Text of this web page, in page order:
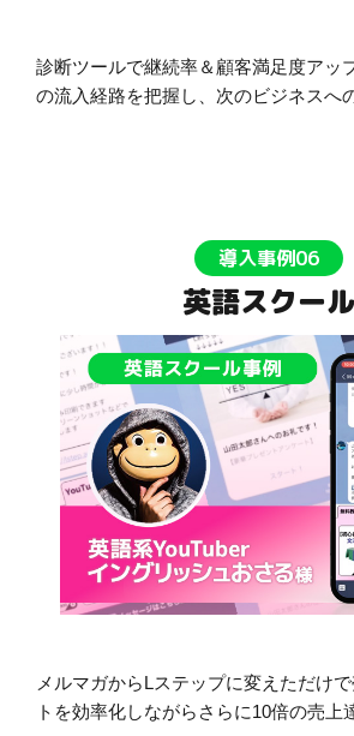
診断ツールで継続率＆顧客満足度アッ
の流入経路を把握し、次のビジネスへ
導入事例06
英語スクール
メルマガからLステップに変えただけ
トを効率化しながらさらに10倍の売上